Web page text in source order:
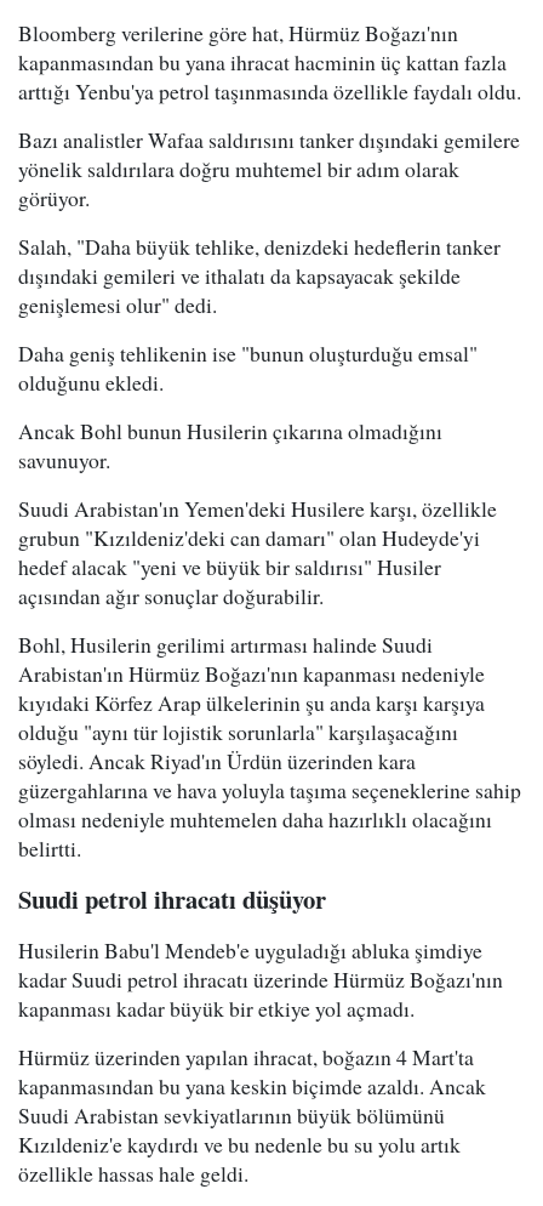
Bloomberg verilerine göre hat, Hürmüz Boğazı'nın
kapanmasından bu yana ihracat hacminin üç kattan fazla
arttığı Yenbu'ya petrol taşınmasında özellikle faydalı oldu.
Bazı analistler Wafaa saldırısını tanker dışındaki gemilere
yönelik saldırılara doğru muhtemel bir adım olarak
görüyor.
Salah, "Daha büyük tehlike, denizdeki hedeflerin tanker
dışındaki gemileri ve ithalatı da kapsayacak şekilde
genişlemesi olur" dedi.
Daha geniş tehlikenin ise "bunun oluşturduğu emsal"
olduğunu ekledi.
Ancak Bohl bunun Husilerin çıkarına olmadığını
savunuyor.
Suudi Arabistan'ın Yemen'deki Husilere karşı, özellikle
grubun "Kızıldeniz'deki can damarı" olan Hudeyde'yi
hedef alacak "yeni ve büyük bir saldırısı" Husiler
açısından ağır sonuçlar doğurabilir.
Bohl, Husilerin gerilimi artırması halinde Suudi
Arabistan'ın Hürmüz Boğazı'nın kapanması nedeniyle
kıyıdaki Körfez Arap ülkelerinin şu anda karşı karşıya
olduğu "aynı tür lojistik sorunlarla" karşılaşacağını
söyledi. Ancak Riyad'ın Ürdün üzerinden kara
güzergahlarına ve hava yoluyla taşıma seçeneklerine sahip
olması nedeniyle muhtemelen daha hazırlıklı olacağını
belirtti.
Suudi petrol ihracatı düşüyor
Husilerin Babu'l Mendeb'e uyguladığı abluka şimdiye
kadar Suudi petrol ihracatı üzerinde Hürmüz Boğazı'nın
kapanması kadar büyük bir etkiye yol açmadı.
Hürmüz üzerinden yapılan ihracat, boğazın 4 Mart'ta
kapanmasından bu yana keskin biçimde azaldı. Ancak
Suudi Arabistan sevkiyatlarının büyük bölümünü
Kızıldeniz'e kaydırdı ve bu nedenle bu su yolu artık
özellikle hassas hale geldi.